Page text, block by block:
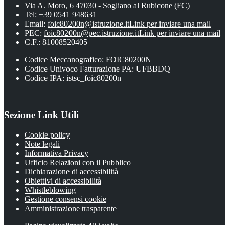
Via A. Moro, 6 47030 - Sogliano al Rubicone (FC)
Tel: +39 0541 948631
Email: foic80200n@istruzione.itLink per inviare una mail
PEC: foic80200n@pec.istruzione.itLink per inviare una mail
C.F.: 81008520405
Codice Meccanografico: FOIC80200N
Codice Univoco Fatturazione PA: UFBBDQ
Codice IPA: istsc_foic80200n
Sezione Link Utili
Cookie policy
Note legali
Informativa Privacy
Ufficio Relazioni con il Pubblico
Dichiarazione di accessibilità
Obiettivi di accessibilità
Whistleblowing
Gestione consensi cookie
Amministrazione trasparente